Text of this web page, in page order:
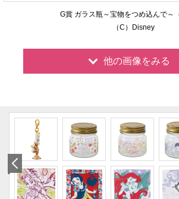
G賞 ガラス瓶～宝物をつめ込んで～
（C）Disney
他の画像をみる